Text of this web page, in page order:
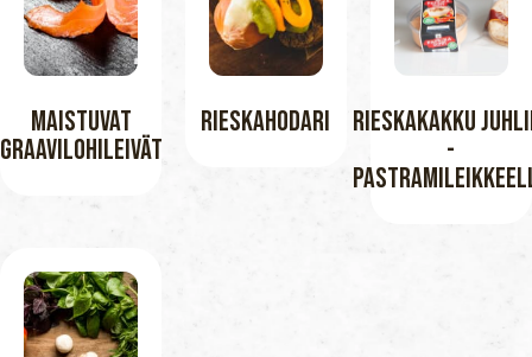
Maistuvat
Graavilohileivät
Rieskahodari
Rieskakakku
-